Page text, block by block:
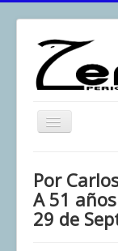
Toggle
El Zenzontle
Resistencia
Por
A 51
29 de